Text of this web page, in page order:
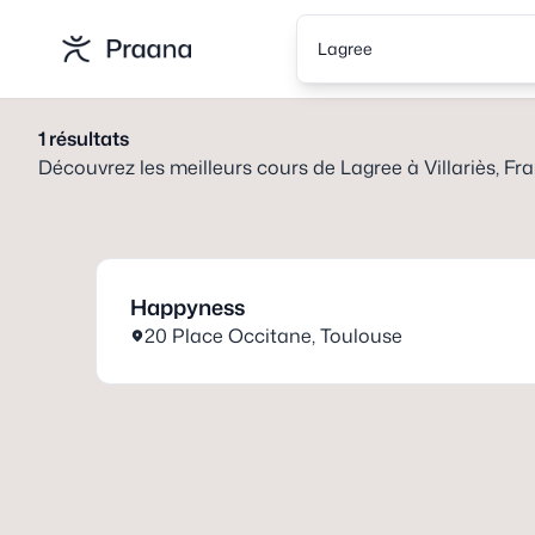
Lagree
1résultats
Découvrez les meilleurs cours de Lagree à Villariès,
Happyness
20 Place Occitane,Toulouse